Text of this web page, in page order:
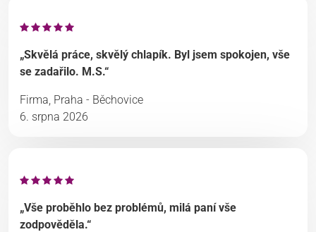
„Skvělá práce, skvělý chlapík. Byl jsem spokojen, vše
se zadařilo. M.S.“
Firma, Praha - Běchovice
6. srpna 2026
„Vše proběhlo bez problémů, milá paní vše
zodpověděla.“